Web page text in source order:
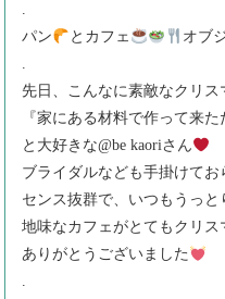
.
パン
とカフェ
オブ
.
先日、こんなに素敵なクリス
『家にある材料で作って来た
と大好きな@be kaoriさん
ブライダルなども手掛けて
センス抜群で、いつもうっと
地味なカフェがとてもクリ
ありがとうございました
.